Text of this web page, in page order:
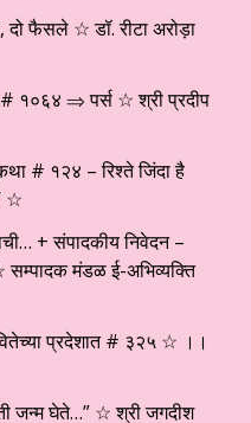
फैसले ☆ डॉ. रीटा अरोड़ा
१०६४ ⇒ पर्स ☆ श्री प्रदीप
# १२४ – रिश्ते जिंदा है
☆
+ संपादकीय निवेदन –
सम्पादक मंडळ ई-अभिव्यक्ति
प्रदेशात # ३२५ ☆ ।।
जन्म घेते…” ☆ श्री जगदीश